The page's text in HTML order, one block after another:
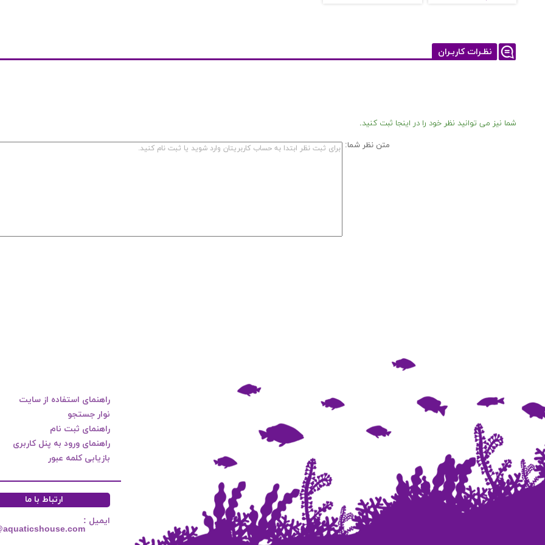
نظـرات کاربـران
شما نیز می توانید نظر خود را در اینجا ثبت کنید.
متن نظر شما:
راهنمای استفاده از سایت
نوار جستجو
راهنمای ثبت نام
راهنمای ورود به پنل کاربری
بازیابی کلمه عبور
ارتباط با ما
ایمیل :